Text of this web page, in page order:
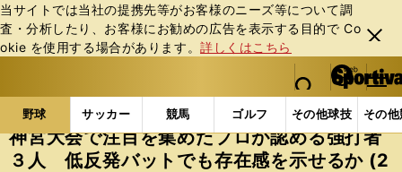
当サイトでは当社の提携先等がお客様のニーズ等について調
査・分析したり、お客様にお勧めの広告を表⽰する⽬的で Co
okie を使⽤する場合があります。詳しくはこちら
閉じ
る
web Sportiva (webスポルティーバ)
検索
マイペ
ー
ジ
メニュ
野球 サッカー 競馬 ゴルフ その他球技 その
b
ス
ポ
ル
野球の記事一覧 高校野球他 神宮大会で注目を集め
神宮大会で注目を集めたプロが認める強打者
３人 低反発バットでも存在感を示せるか (2